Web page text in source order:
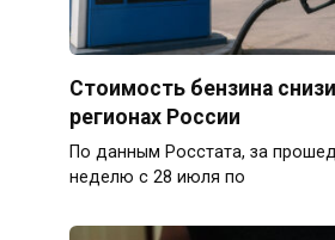
Стоимость бензина
регионах России
По данным Росстата, за
неделю с 28 июля по